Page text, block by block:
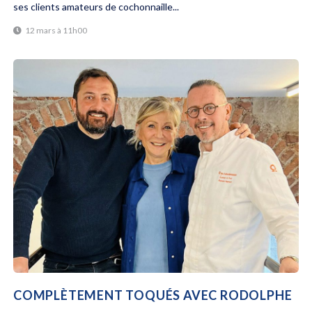
ses clients amateurs de cochonnaille...
12 mars à 11h00
COMPLÈTEMENT TOQUÉS AVEC RODOLPHE